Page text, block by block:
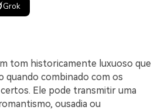
Grok
tom historicamente luxuoso que
quando combinado com os
Ele pode transmitir uma
ousadia ou